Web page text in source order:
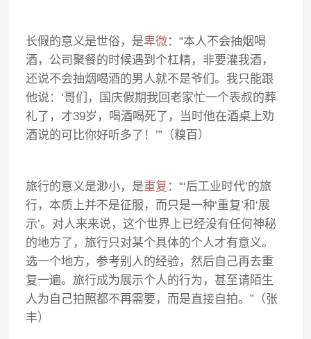
长假的意义是世俗，是卑微：“本人不会抽烟喝
酒，公司聚餐的时候遇到个杠精，非要灌我酒，
还说不会抽烟喝酒的男人就不是爷们。我只能跟
他说：‘哥们，国庆假期我回老家忙一个表叔的葬
礼了，才39岁，喝酒喝死了，当时他在酒桌上劝
酒说的可比你好听多了！’”（糗百）
旅行的意义是渺小，是重复 ：“‘后工业时代’的旅
行，本质上并不是征服，而只是一种‘重复’和‘展
示’。对人来来说，这个世界上已经没有任何神秘
的地方了，旅行只对某个具体的个人才有意义。
选一个地方，参考别人的经验，然后自己再去重
复一遍。旅行成为展示个人的行为，甚至请陌生
人为自己拍照都不再需要，而是直接自拍。”（张
丰）